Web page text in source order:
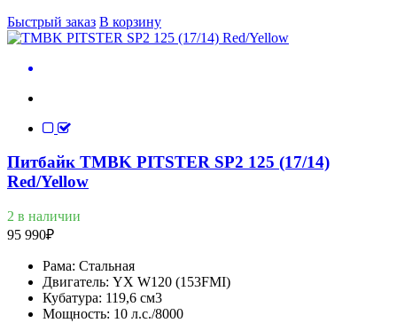
Быстрый заказ В корзину
Питбайк TMBK PITSTER SP2 125 (17/14)
Red/Yellow
2 в наличии
95 990₽
Рама: Стальная
Двигатель: YX W120 (153FMI)
Кубатура: 119,6 см3
Мощность: 10 л.с./8000